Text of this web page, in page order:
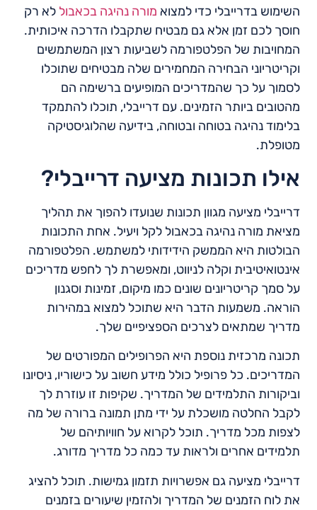
השימוש בדרייבלי כדי למצוא מורה נהיגה בכאבול לא רק
חוסך לכם זמן אלא גם מבטיח שתקבלו הדרכה איכותית.
המחויבות של הפלטפורמה לשביעות רצון המשתמשים
וקריטריוני הבחירה המחמירים שלה מבטיחים שתוכלו
לסמוך על כך שהמדריכים המופיעים ברשימה הם
מהטובים ביותר הזמינים. עם דרייבלי, תוכלו להתמקד
בלימוד נהיגה בטוחה ובטוחה, בידיעה שהלוגיסטיקה
מטופלת.
אילו תכונות מציעה דרייבלי?
דרייבלי מציעה מגוון תכונות שנועדו להפוך את תהליך
מציאת מורה נהיגה בכאבול לקל ויעיל. אחת התכונות
הבולטות היא הממשק הידידותי למשתמש. הפלטפורמה
אינטואיטיבית וקלה לניווט, ומאפשרת לך לחפש מדריכים
על סמך קריטריונים שונים כמו מיקום, זמינות וסגנון
הוראה. משמעות הדבר היא שתוכל למצוא במהירות
מדריך שמתאים לצרכים הספציפיים שלך.
תכונה מרכזית נוספת היא הפרופילים המפורטים של
המדריכים. כל פרופיל כולל מידע חשוב על כישוריו, ניסיונו
וביקורות התלמידים של המדריך. שקיפות זו עוזרת לך
לקבל החלטה מושכלת על ידי מתן תמונה ברורה של מה
לצפות מכל מדריך. תוכל לקרוא על חוויותיהם של
תלמידים אחרים ולראות עד כמה כל מדריך מדורג.
דרייבלי מציעה גם אפשרויות תזמון גמישות. תוכל להציג
את לוח הזמנים של המדריך ולהזמין שיעורים בזמנים